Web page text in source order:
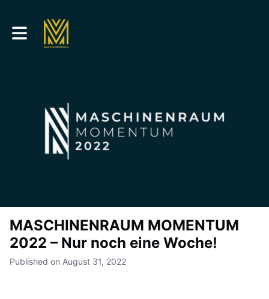
Toggle main navigation
MASCHINENRAUM MOMENTUM
2022 – Nur noch eine Woche!
Published on August 31, 2022